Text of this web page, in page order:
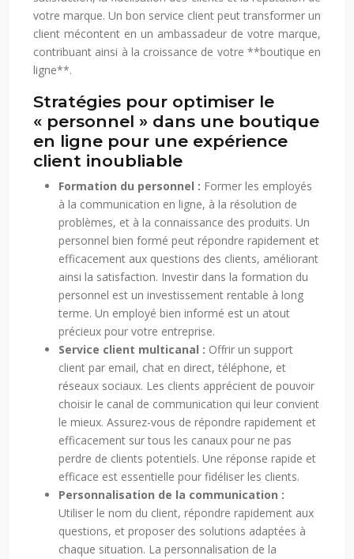
votre marque. Un bon service client peut transformer un
client mécontent en un ambassadeur de votre marque,
contribuant ainsi à la croissance de votre **boutique en
ligne**.
Stratégies pour optimiser le
« personnel » dans une boutique
en ligne pour une expérience
client inoubliable
Formation du personnel : Former les employés
à la communication en ligne, à la résolution de
problèmes, et à la connaissance des produits. Un
personnel bien formé peut répondre rapidement et
efficacement aux questions des clients, améliorant
ainsi la satisfaction. Investir dans la formation du
personnel est un investissement rentable à long
terme. Un employé bien informé est un atout
précieux pour votre entreprise.
Service client multicanal : Offrir un support
client par email, chat en direct, téléphone, et
réseaux sociaux. Les clients apprécient de pouvoir
choisir le canal de communication qui leur convient
le mieux. Assurez-vous de répondre rapidement et
efficacement sur tous les canaux pour ne pas
perdre de clients potentiels. Une réponse rapide et
efficace est essentielle pour fidéliser les clients.
Personnalisation de la communication :
Utiliser le nom du client, répondre rapidement aux
questions, et proposer des solutions adaptées à
chaque situation. La personnalisation de la